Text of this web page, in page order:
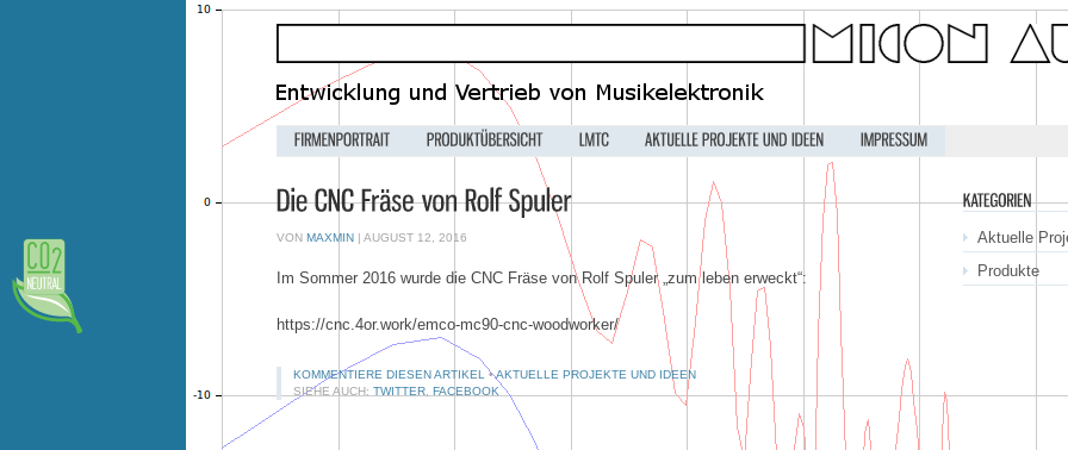
VON MAXMIN| AUGUST 12, 2016
Im Sommer 2016 wurde die CNC Fräse von Rolf Spuler „zum leben erweckt“:
https://cnc.4or.work/emco-mc90-cnc-woodworker/
KOMMENTIERE DIESEN ARTIKEL •AKTUELLE PROJEKTE UND IDEEN
SIEHE AUCH: TWITTER, FACEBOOK
Aktuelle
Produkte